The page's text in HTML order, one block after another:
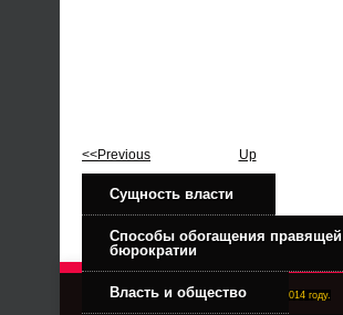
<<Previous Up
Сущность власти
Способы обогащения правящей
бюрократии
Власть и общество
Right-Dexter-ПРАВЫЙ ФРОНТ. Основан в 2014 году.